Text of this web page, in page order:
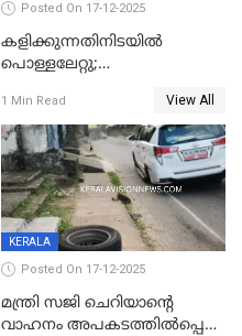
Posted On 17-12-2025
കളിക്കുന്നതിനിടയിൽ
പൊള്ളലേറ്റു;
ക്ലാസ് വിദ്യാർത്ഥിനി മരിച്ചു
1 Min Read View All
KERALA
Posted On 17-12-2025
മന്ത്രി സജി ചെറിയാന്റെ
വാഹനം അപകടത്തിൽപ്പെട്ടു;